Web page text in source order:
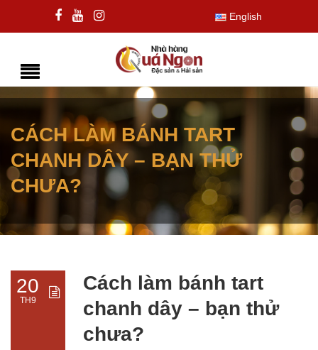
English
CÁCH LÀM BÁNH TART
CHANH DÂY – BẠN THỬ
CHƯA?
20
TH9
Cách làm bánh tart
chanh dây – bạn thử
chưa?